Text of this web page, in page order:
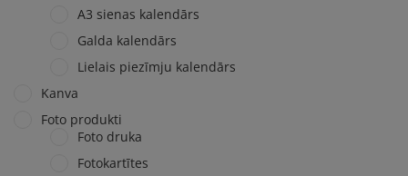
A3 sienas kalendārs
Galda kalendārs
Lielais piezīmju kalendārs
Kanva
Foto produkti
Foto druka
Fotokartītes